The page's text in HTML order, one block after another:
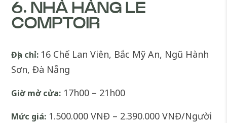
6. NHÀ HÀNG LE
COMPTOIR
Địa chỉ: 16 Chế Lan Viên, Bắc Mỹ An, Ngũ Hành
Sơn, Đà Nẵng
Giờ mở cửa: 17h00 – 21h00
Mức giá: 1.500.000 VNĐ – 2.390.000 VNĐ/Người